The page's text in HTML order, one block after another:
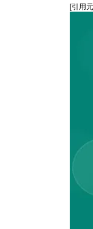
[引用